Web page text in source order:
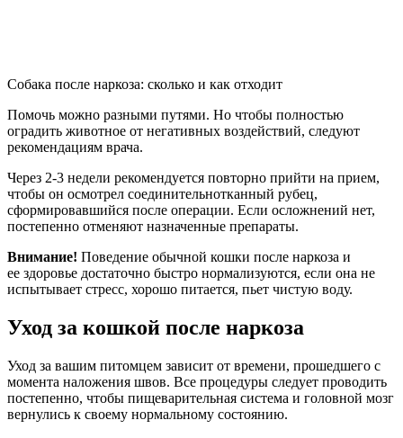
Собака после наркоза: сколько и как отходит
Помочь можно разными путями. Но чтобы полностью
оградить животное от негативных воздействий, следуют
рекомендациям врача.
Через 2-3 недели рекомендуется повторно прийти на прием,
чтобы он осмотрел соединительнотканный рубец,
сформировавшийся после операции. Если осложнений нет,
постепенно отменяют назначенные препараты.
Внимание! Поведение обычной кошки после наркоза и
ее здоровье достаточно быстро нормализуются, если она не
испытывает стресс, хорошо питается, пьет чистую воду.
Уход за кошкой после наркоза
Уход за вашим питомцем зависит от времени, прошедшего с
момента наложения швов. Все процедуры следует проводить
постепенно, чтобы пищеварительная система и головной мозг
вернулись к своему нормальному состоянию.